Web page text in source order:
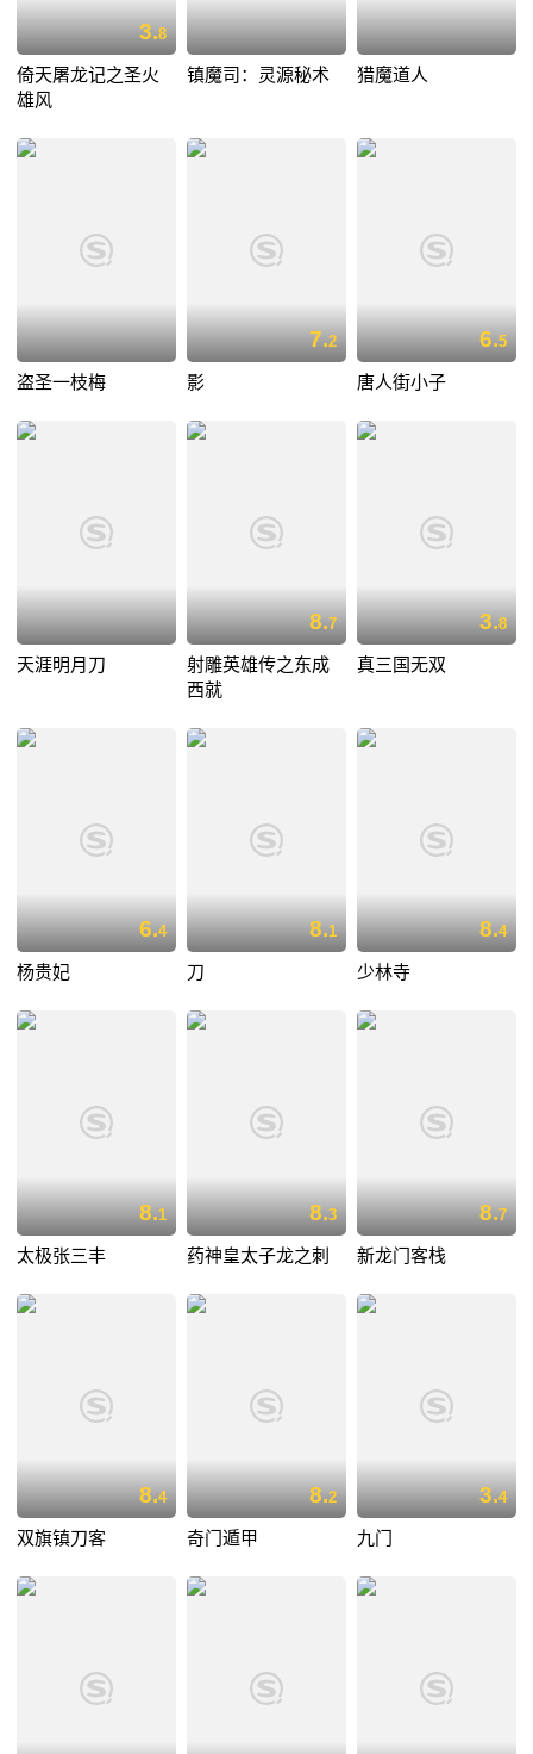
3.8
倚天屠龙记之圣火
雄风
镇魔司：灵源秘术 猎魔道人
盗圣一枝梅
7.2
影
6.5
唐人街小子
天涯明月刀
8.7
射雕英雄传之东成
西就
3.8
真三国无双
6.4
杨贵妃
8.1
刀
8.4
少林寺
8.1
太极张三丰
8.3
药神皇太子龙之刺
8.7
新龙门客栈
8.4
双旗镇刀客
8.2
奇门遁甲
3.4
九门